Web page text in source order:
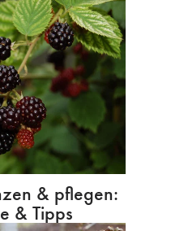
& pflegen:
& Tipps